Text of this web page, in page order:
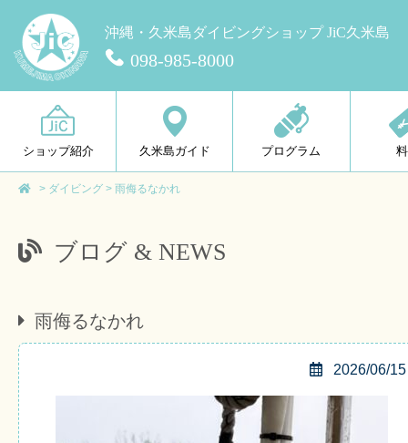
沖縄・久米島ダイビングショップ JiC久米島
098-985-8000
ショップ紹介 久米島ガイド プログラム
> ダイビング > 雨侮るなかれ
ブログ & NEWS
雨侮るなかれ
2026/06/15